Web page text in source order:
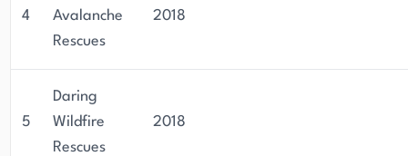
4
Avalanche
Rescues
2018
5
Daring
Wildfire
Rescues
2018